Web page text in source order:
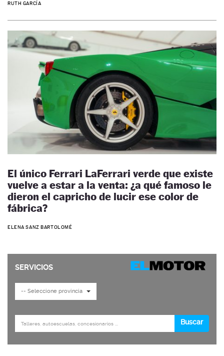
RUTH GARCÍA
El único Ferrari LaFerrari verde que existe
vuelve a estar a la venta: ¿a qué famoso le
dieron el capricho de lucir ese color de
fábrica?
ELENA SANZ BARTOLOMÉ